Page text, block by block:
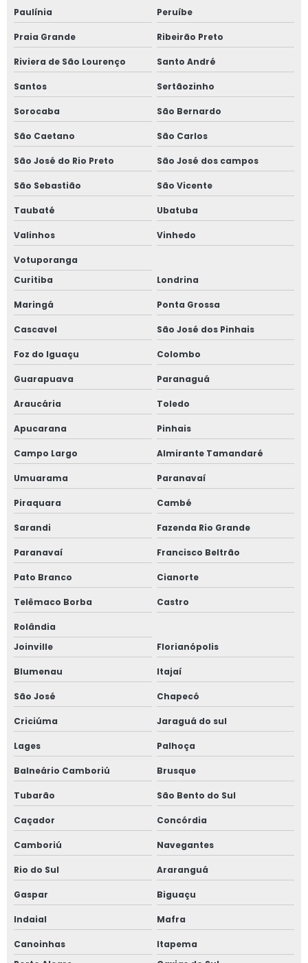
Paulínia Peruíbe
Praia Grande Ribeirão Preto
Riviera de São Lourenço Santo André
Santos Sertãozinho
Sorocaba São Bernardo
São Caetano São Carlos
São José do Rio Preto São José dos campos
São Sebastião São Vicente
Taubaté Ubatuba
Valinhos Vinhedo
Votuporanga
Curitiba
Londrina
Maringá Ponta Grossa
Cascavel São José dos Pinhais
Foz do Iguaçu Colombo
Guarapuava Paranaguá
Araucária Toledo
Apucarana Pinhais
Campo Largo Almirante Tamandaré
Umuarama Paranavaí
Piraquara Cambé
Sarandi Fazenda Rio Grande
Paranavaí Francisco Beltrão
Pato Branco Cianorte
Telêmaco Borba Castro
Rolândia
Joinville
Florianópolis
Blumenau Itajaí
São José Chapecó
Criciúma Jaraguá do sul
Lages Palhoça
Balneário Camboriú Brusque
Tubarão São Bento do Sul
Caçador Concórdia
Camboriú Navegantes
Rio do Sul Araranguá
Gaspar Biguaçu
Indaial Mafra
Canoinhas
Itapema